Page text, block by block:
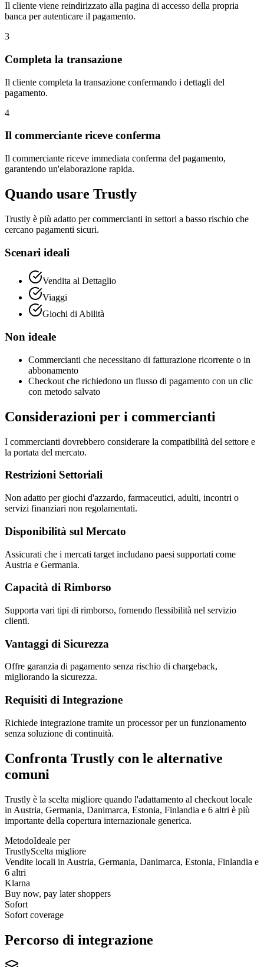
Il cliente viene reindirizzato alla pagina di accesso della propria
banca per autenticare il pagamento.
3
Completa la transazione
Il cliente completa la transazione confermando i dettagli del
pagamento.
4
Il commerciante riceve conferma
Il commerciante riceve immediata conferma del pagamento,
garantendo un'elaborazione rapida.
Quando usare Trustly
Trustly è più adatto per commercianti in settori a basso rischio che
cercano pagamenti sicuri.
Scenari ideali
Vendita al Dettaglio
Viaggi
Giochi di Abilità
Non ideale
Commercianti che necessitano di fatturazione ricorrente o in
abbonamento
Checkout che richiedono un flusso di pagamento con un clic
con metodo salvato
Considerazioni per i commercianti
I commercianti dovrebbero considerare la compatibilità del settore e
la portata del mercato.
Restrizioni Settoriali
Non adatto per giochi d'azzardo, farmaceutici, adulti, incontri o
servizi finanziari non regolamentati.
Disponibilità sul Mercato
Assicurati che i mercati target includano paesi supportati come
Austria e Germania.
Capacità di Rimborso
Supporta vari tipi di rimborso, fornendo flessibilità nel servizio
clienti.
Vantaggi di Sicurezza
Offre garanzia di pagamento senza rischio di chargeback,
migliorando la sicurezza.
Requisiti di Integrazione
Richiede integrazione tramite un processor per un funzionamento
senza soluzione di continuità.
Confronta Trustly con le alternative
comuni
Trustly è la scelta migliore quando l'adattamento al checkout locale
in Austria, Germania, Danimarca, Estonia, Finlandia e 6 altri è più
importante della copertura internazionale generica.
MetodoIdeale per
TrustlyScelta migliore
Vendite locali in Austria, Germania, Danimarca, Estonia, Finlandia e
6 altri
Klarna
Buy now, pay later shoppers
Sofort
Sofort coverage
Percorso di integrazione